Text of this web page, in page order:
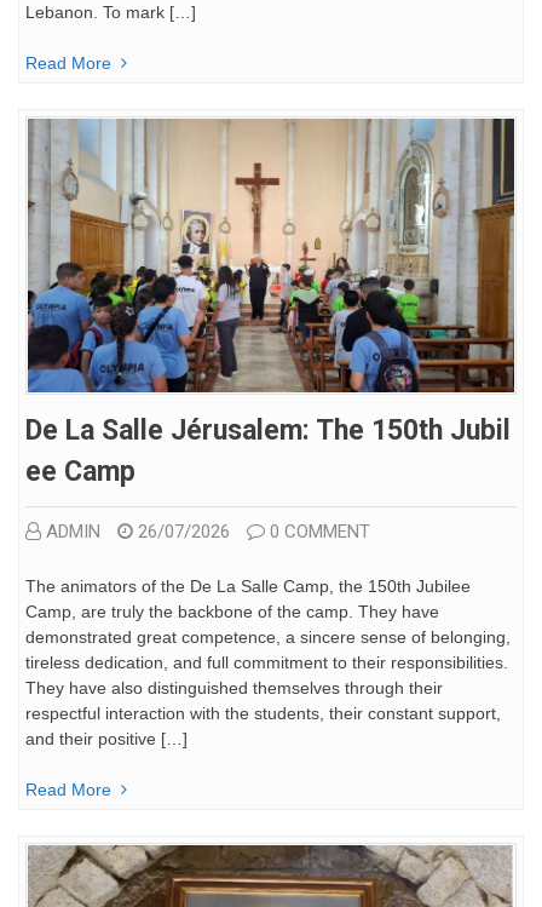
Lebanon. To mark […]
Read More
De La Salle Jérusalem: The 150th Jubil
Ee Camp
ADMIN 26/07/2026 0 COMMENT
The animators of the De La Salle Camp, the 150th Jubilee
Camp, are truly the backbone of the camp. They have
demonstrated great competence, a sincere sense of belonging,
tireless dedication, and full commitment to their responsibilities.
They have also distinguished themselves through their
respectful interaction with the students, their constant support,
and their positive […]
Read More